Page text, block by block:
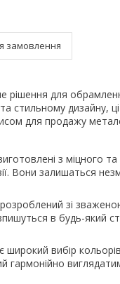
замовлення
рішення для
стильному дизайну,
для продажу
з міцного
Вони залишаться
зі
в будь-який
широкий вибір
гармонійно